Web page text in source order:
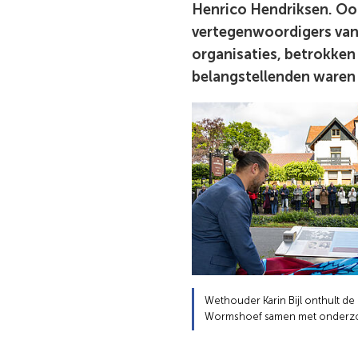
Henrico Hendriksen.
vertegenwoordigers
organisaties,
belangstellenden
Wethouder Karin Bijl onthult
Wormshoef samen met